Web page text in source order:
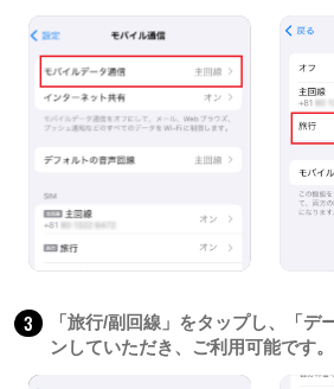
3
「旅行/副回線」をタップし、「デ
ンしていただき、ご利用可能です。